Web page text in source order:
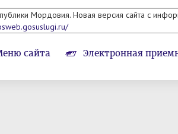
Мордовия. Новая версия сайта с
сайта Электронная